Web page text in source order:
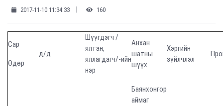
2017-11-10 11:34:33 | 160
Сар
Өдөр
д/д
Шүүгдэгч /
ялтан,
яллагдагч/-ийн
нэр
Анхан
шатны
шүүх
Хэргийн
зүйлчлэл
Баянхонгор
аймаг